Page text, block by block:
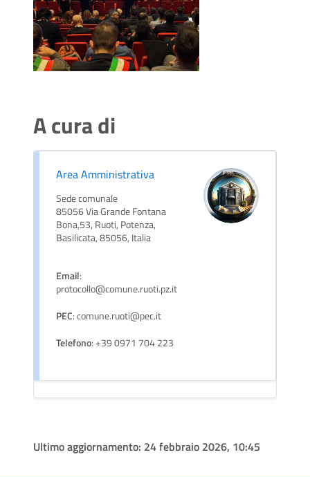
A cura di
Area Amministrativa
Sede comunale
85056 Via Grande Fontana
Bona,53, Ruoti, Potenza,
Basilicata, 85056, Italia
Email:
protocollo@comune.ruoti.pz.it
PEC: comune.ruoti@pec.it
Telefono: +39 0971 704 223
Ultimo aggiornamento: 24 febbraio 2026, 10:45